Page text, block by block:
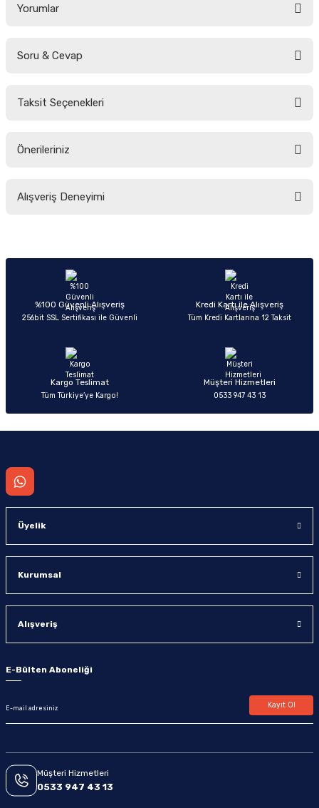
Yorumlar
Soru & Cevap
Taksit Seçenekleri
Önerileriniz
yetersiz gördüğünüz noktaları öneri formunu kullanarak tarafımıza
Ürün açıklamasında eksik bilgiler bulunuyor.
Ürün bilgilerinde hatalar bulunuyor.
Ürün fiyatı diğer sitelerden daha pahalı.
Alışveriş Deneyimi
Sitemize ilk yorumu siz yapın!
%100 Güvenli Alışveriş
256bit SSL Sertifikası ile Güvenli
Kredi Kartı ile Alışveriş
Tüm Kredi Kartlarına 12 Taksit
Kargo Teslimat
Tüm Türkiye’ye Kargo!
Müşteri Hizmetleri
0533 947 43 13
Üyelik
Kurumsal
Alışveriş
E-Bülten Aboneliği
Kayıt Ol
Müşteri Hizmetleri
0533 947 43 13